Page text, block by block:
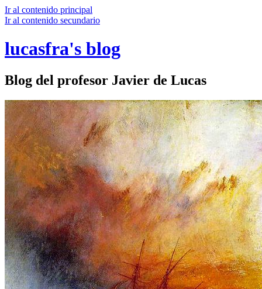
Ir al contenido principal
Ir al contenido secundario
lucasfra's blog
Blog del profesor Javier de Lucas